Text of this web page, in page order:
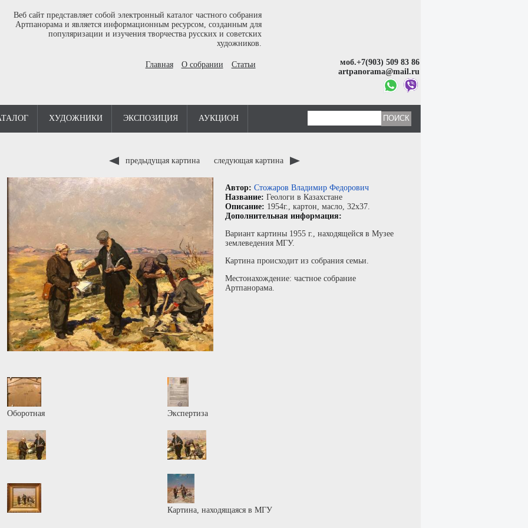
Веб сайт представляет собой электронный каталог частного собрания
Артпанорама и является информационным ресурсом, созданным для
популяризации и изучения творчества русских и советских
художников.
Главная О собрании Статьи
моб.+7(903) 509 83 86
artpanorama@mail.ru
ХУДОЖНИКИ ЭКСПОЗИЦИЯ АУКЦИОН
предыдущая картина следующая картина
Автор: Стожаров Владимир Федорович
Название: Геологи в Казахстане
Описание: 1954г., картон, масло, 32x37.
Дополнительная информация:
Вариант картины 1955 г., находящейся в Музее
землеведения МГУ.
Картина происходит из собрания семьи.
Местонахождение: частное собрание
Артпанорама.
Оборотная Экспертиза
Картина, находящаяся в МГУ